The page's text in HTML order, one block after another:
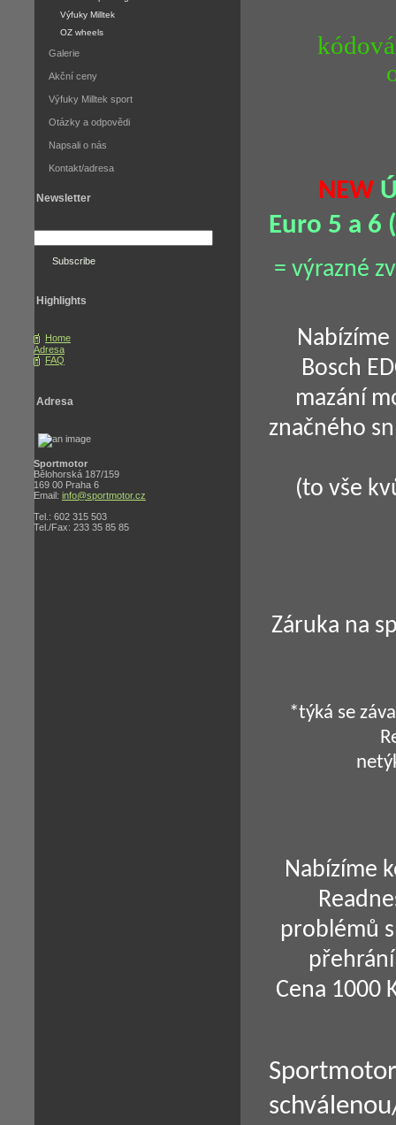
Výfuky Milltek
OZ wheels
Galerie
Akční ceny
Výfuky Milltek sport
Otázky a odpovědi
Napsali o nás
Kontakt/adresa
Newsletter
Highlights
Home
Adresa
FAQ
Adresa
Sportmotor
Bělohorská 187/159
169 00 Praha 6
Email: info@sportmotor.cz
Tel.: 602 315 503
Tel./Fax: 233 35 85 85
NEW
Euro 5 a 6
= výrazné
Bosch
mazání
značného
(to vše
Záruka na
*týká se
Nabízíme
problémů
Cena 1000